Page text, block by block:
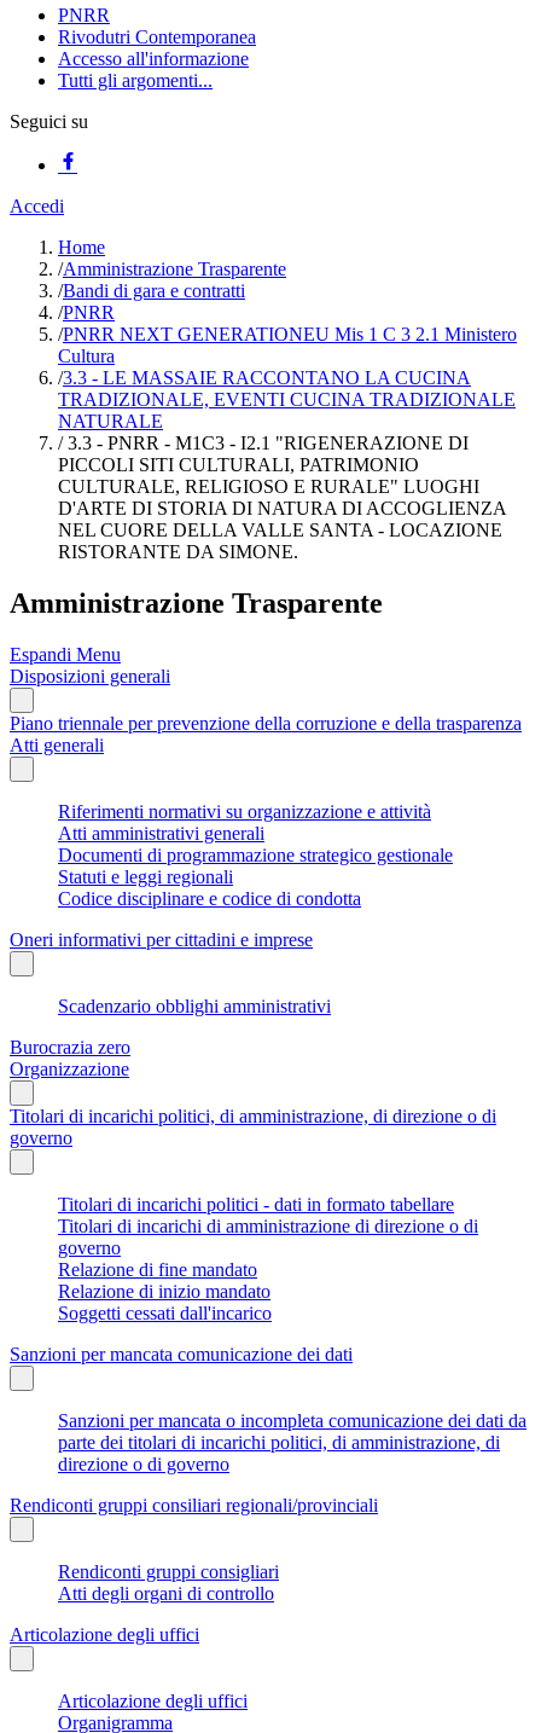
PNRR
Rivodutri Contemporanea
Accesso all'informazione
Tutti gli argomenti...
Seguici su
Accedi
Home
/Amministrazione Trasparente
/Bandi di gara e contratti
/PNRR
/PNRR NEXT GENERATIONEU Mis 1 C 3 2.1 Ministero
Cultura
/3.3 - LE MASSAIE RACCONTANO LA CUCINA
TRADIZIONALE, EVENTI CUCINA TRADIZIONALE
NATURALE
/3.3 - PNRR - M1C3 - I2.1 "RIGENERAZIONE DI
PICCOLI SITI CULTURALI, PATRIMONIO
CULTURALE, RELIGIOSO E RURALE" LUOGHI
D'ARTE DI STORIA DI NATURA DI ACCOGLIENZA
NEL CUORE DELLA VALLE SANTA - LOCAZIONE
RISTORANTE DA SIMONE.
Amministrazione Trasparente
Espandi Menu
Disposizioni generali
Piano triennale per prevenzione della corruzione e della trasparenza
Atti generali
Riferimenti normativi su organizzazione e attività
Atti amministrativi generali
Documenti di programmazione strategico gestionale
Statuti e leggi regionali
Codice disciplinare e codice di condotta
Oneri informativi per cittadini e imprese
Scadenzario obblighi amministrativi
Burocrazia zero
Organizzazione
Titolari di incarichi politici, di amministrazione, di direzione o di
governo
Titolari di incarichi politici - dati in formato tabellare
Titolari di incarichi di amministrazione di direzione o di
governo
Relazione di fine mandato
Relazione di inizio mandato
Soggetti cessati dall'incarico
Sanzioni per mancata comunicazione dei dati
Sanzioni per mancata o incompleta comunicazione dei dati da
parte dei titolari di incarichi politici, di amministrazione, di
direzione o di governo
Rendiconti gruppi consiliari regionali/provinciali
Rendiconti gruppi consigliari
Atti degli organi di controllo
Articolazione degli uffici
Articolazione degli uffici
Organigramma